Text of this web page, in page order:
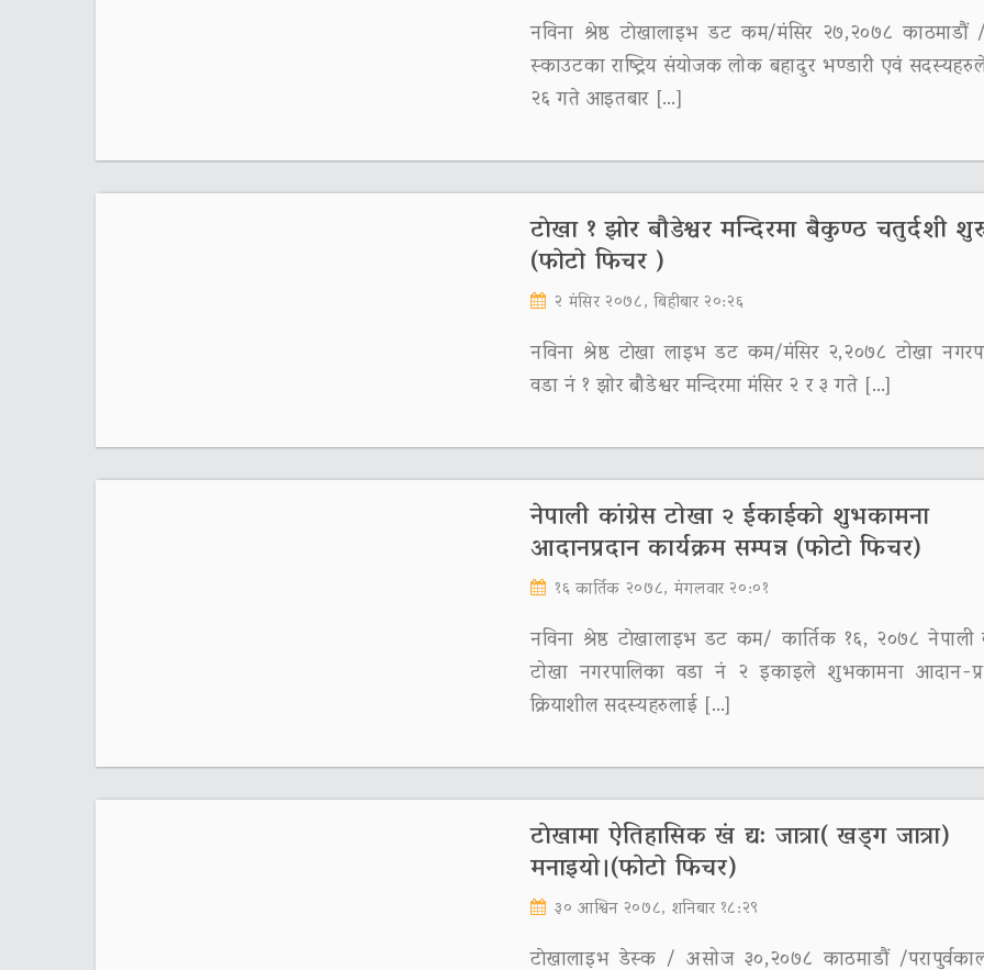
नविना श्रेष्ठ टाेखालाइभ डट कम/मंसिर २७,२०७८ काठमाडौं
स्काउटका राष्ट्रिय संयोजक लोक बहादुर भण्डारी एवं
२६ गते आइतबार […]
टाेखा १ झाेर बौडेश्वर मन्दिरमा बैकुण्ठ चतुर्दशी
(फाेटाे फिचर )
२ मंसिर २०७८, बिहीबार २०:२६
नविना श्रेष्ठ टाेखा लाइभ डट कम/मंसिर २,२०७८ टोखा
वडा नं १ झोर बौडेश्वर मन्दिरमा मंसिर २ र ३ गते […]
नेपाली कांग्रेस टोखा २ ईकाईको शुभकामना
आदानप्रदान कार्यक्रम सम्पन्न (फाेटाे फिचर)
१६ कार्तिक २०७८, मंगलवार २०:०१
नविना श्रेष्ठ टाेखालाइभ डट कम/ कार्तिक १६, २०७८ नेपाली
टोखा नगरपालिका वडा नं २ इकाइले शुभकामना आदान-
क्रियाशील सदस्यहरुलाई […]
टाेखामा ऐतिहासिक खं द्य: जात्रा( खड्ग जात्रा)
मनाइयो।(फाेटाे फिचर)
३० आश्विन २०७८, शनिबार १८:२९
टाेखालाइभ डेस्क / असोज ३०,२०७८ काठमाडौं /